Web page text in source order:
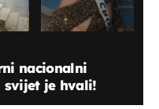
nacionalni
svijet je hvali!